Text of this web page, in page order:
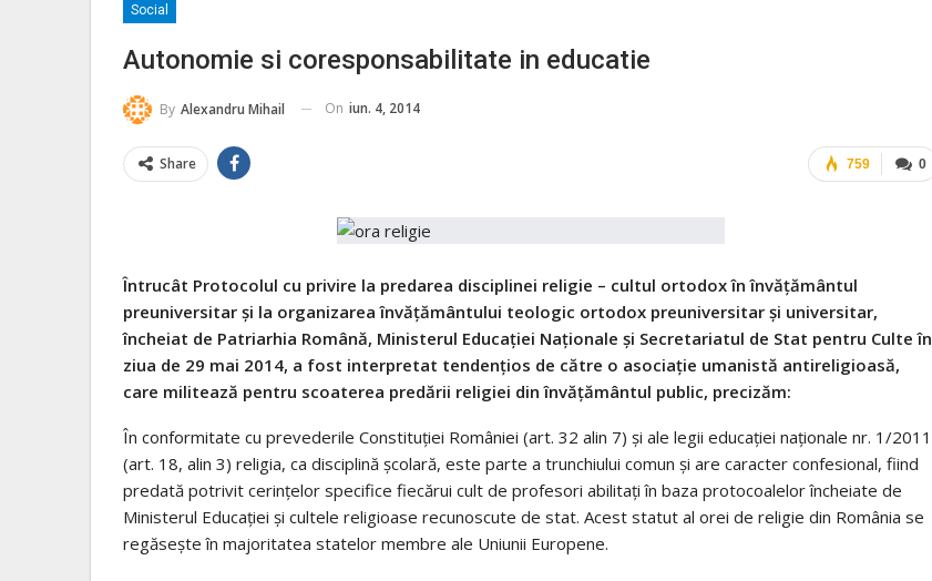
Social
Autonomie si coresponsabilitate in educatie
By Alexandru Mihail On iun. 4, 2014
0
759
Share
Întrucât Protocolul cu privire la predarea disciplinei religie – cultul ortodox în învăţământul
preuniversitar şi la organizarea învăţământului teologic ortodox preuniversitar şi universitar,
încheiat de Patriarhia Română, Ministerul Educaţiei Naţionale şi Secretariatul de Stat pentru Culte în
ziua de 29 mai 2014, a fost interpretat tendenţios de către o asociaţie umanistă antireligioasă,
care militează pentru scoaterea predării religiei din învăţământul public, precizăm:
În conformitate cu prevederile Constituției României (art. 32 alin 7) și ale legii educației naționale nr. 1/2011
(art. 18, alin 3) religia, ca disciplină școlară, este parte a trunchiului comun și are caracter confesional, fiind
predată potrivit cerințelor specifice fiecărui cult de profesori abilitați în baza protocoalelor încheiate de
Ministerul Educaţiei şi cultele religioase recunoscute de stat. Acest statut al orei de religie din România se
regăseşte în majoritatea statelor membre ale Uniunii Europene.